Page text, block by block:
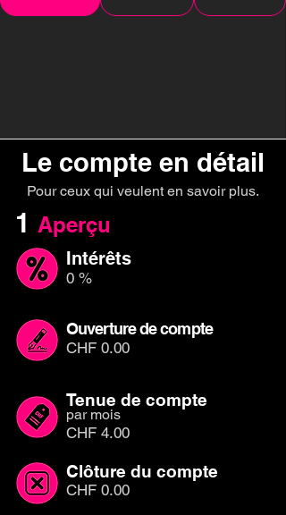
Le compte en détail
Pour ceux qui veulent en savoir plus.
1 Aperçu
Intérêts
0 %
Ouverture de compte
CHF 0.00
Tenue de compte
par mois
CHF 4.00
Clôture du compte
CHF 0.00